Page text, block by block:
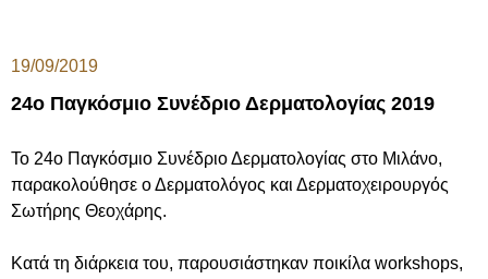
19/09/2019
24ο Παγκόσμιο Συνέδριο Δερματολογίας 2019
Το 24ο Παγκόσμιο Συνέδριο Δερματολογίας στο Μιλάνο,
παρακολούθησε ο Δερματολόγος και Δερματοχειρουργός
Σωτήρης Θεοχάρης.
Κατά τη διάρκεια του, παρουσιάστηκαν ποικίλα workshops,